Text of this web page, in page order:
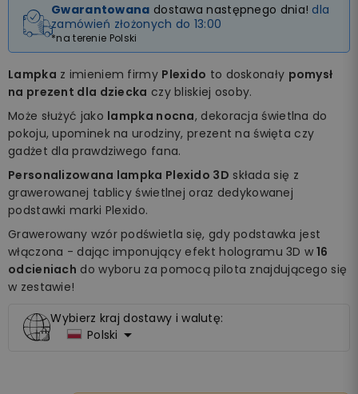
Gwarantowana dostawa następnego dnia! dla
zamówień złożonych do 13:00
*na terenie Polski
Lampka z imieniem firmy Plexido to doskonały pomysł
na prezent dla dziecka czy bliskiej osoby.
Może służyć jako lampka nocna, dekoracja świetlna do
pokoju, upominek na urodziny, prezent na święta czy
gadżet dla prawdziwego fana.
Personalizowana lampka Plexido 3D składa się z
grawerowanej tablicy świetlnej oraz dedykowanej
podstawki marki Plexido.
Grawerowany wzór podświetla się, gdy podstawka jest
włączona - dając imponujący efekt hologramu 3D w 16
odcieniach do wyboru za pomocą pilota znajdującego się
w zestawie!
Wybierz kraj dostawy i walutę:
Polski 